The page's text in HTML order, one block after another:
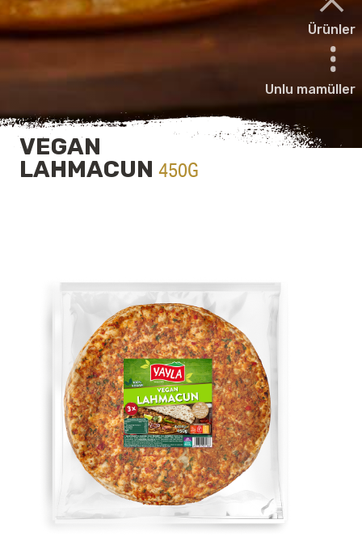
Ürünler
Unlu mamüller
VEGAN
LAHMACUN 450G